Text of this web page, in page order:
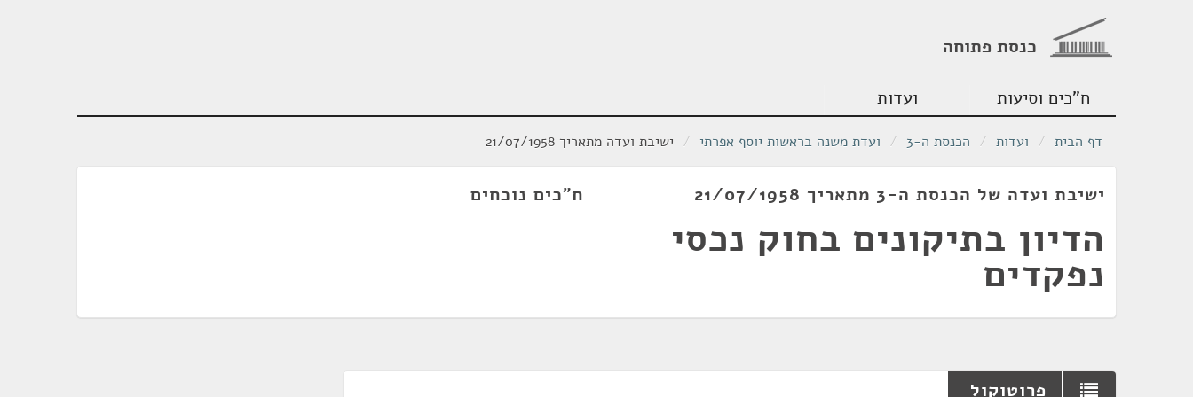
כנסת פתוחה
ח"כים וסיעות ועדות
דף הבית / ועדות / הכנסת ה-3 / ועדת משנה בראשות יוסף אפרתי / ישיבת ועדה מתאריך 21/07/1958
ישיבת ועדה של הכנסת ה-3 מתאריך 21/07/1958
הדיון בתיקונים בחוק נכסי
נפקדים
ח"כים נוכחים
פרוטוקול